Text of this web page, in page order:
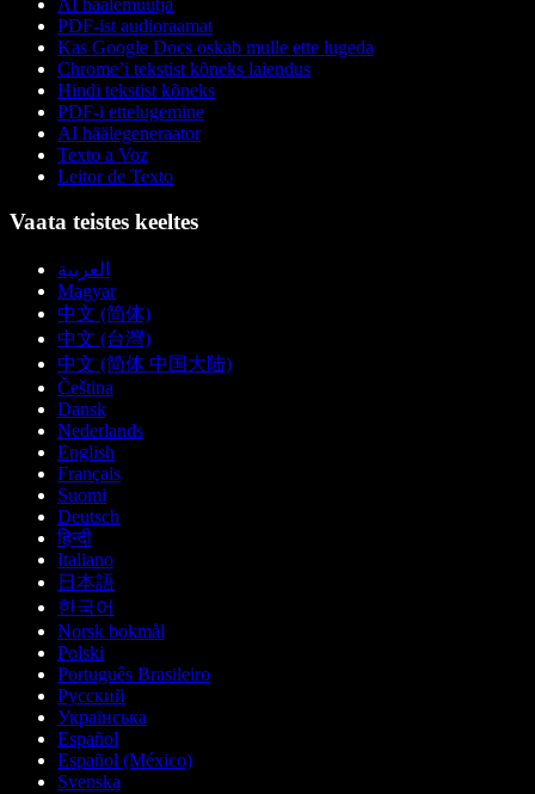
PDF-ist audioraamat
Kas Google Docs oskab mulle ette lugeda
Chrome’i tekstist kõneks laiendus
Hindi tekstist kõneks
PDF-i ettelugemine
AI häälegeneraator
Texto a Voz
Leitor de Texto
Vaata teistes keeltes
العربية
Magyar
中文 (简体)
中文 (台灣)
中文 (简体 中国大陆)
Čeština
Dansk
Nederlands
English
Français
Suomi
Deutsch
हिन्दी
Italiano
日本語
한국어
Norsk bokmål
Polski
Português Brasileiro
Русский
Українська
Español
Español (México)
Svenska